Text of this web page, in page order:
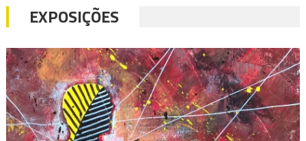
EXPOSIÇÕES